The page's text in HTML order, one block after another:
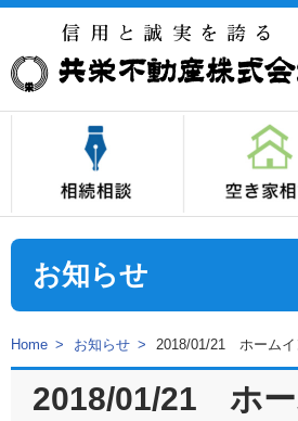
1.相続対策は、不動産の「分割対策」
2.不良不動産の相続は、費用負担の先
3.生前に、不良不動産を優良資産に換
4.相続発生後にできることも、「生前
5.不動産の円満な相続は、不動産の専
空き家の総合
空き家の総合
空き家が活用
空き家を売却
お知らせ
Home お知らせ 2018/01/21 ホームイ
2018/01/21 ホー